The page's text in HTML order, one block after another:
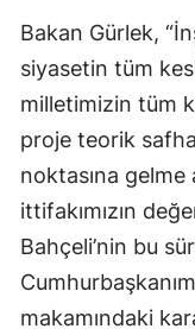
Bakan Gürlek,
siyasetin tüm
milletimizin tüm
proje teorik
noktasına gelme
ittifakımızın
Bahçeli’nin bu
makamındaki